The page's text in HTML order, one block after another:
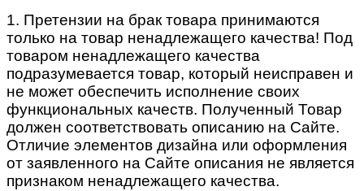
1. Претензии на брак товара принимаются
только на товар ненадлежащего качества! Под
товаром ненадлежащего качества
подразумевается товар, который неисправен и
не может обеспечить исполнение своих
функциональных качеств. Полученный Товар
должен соответствовать описанию на Сайте.
Отличие элементов дизайна или оформления
от заявленного на Сайте описания не является
признаком ненадлежащего качества.